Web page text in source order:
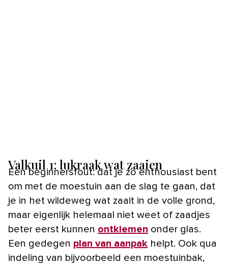
Valkuil 1: lukraak wat zaaien
Een beginnersfout: dat je zo enthousiast bent
om met de moestuin aan de slag te gaan, dat
je in het wildeweg wat zaait in de volle grond,
maar eigenlijk helemaal niet weet of zaadjes
beter eerst kunnen ontkiemen onder glas.
Een gedegen plan van aanpak helpt. Ook qua
indeling van bijvoorbeeld een moestuinbak,